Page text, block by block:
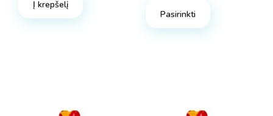
Į krepšelį
Pasirinkti